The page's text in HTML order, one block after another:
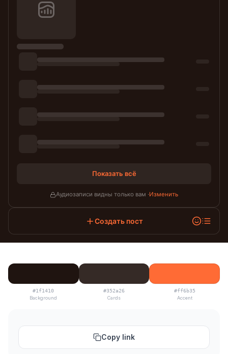
Показать всё
Аудиозаписи видны только вам ·Изменить
Создать пост
#1f1410
Background
#352a26
Cards
#ff6b35
Accent
Copy link